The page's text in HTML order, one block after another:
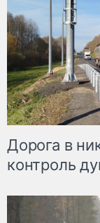
Дорога в
контроль